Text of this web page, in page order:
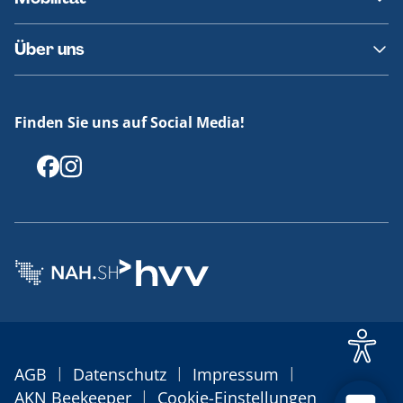
Fundsachen
Häufige Fragen
Barrierefreies Reisen
Erklärung Barrierefreiheit
Über uns
Offenlegungen
Finden Sie uns auf Social Media!
AGB | Datenschutz | Impressum |
AKN Beekeeper | Cookie-Einstellungen